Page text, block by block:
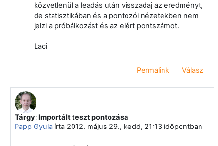
közvetlenül a leadás után visszadaj az eredményt,
de statisztikában és a pontozói nézetekben nem
jelzi a próbálkozást és az elért pontszámot.
Laci
Permalink Válasz
Válasz erre: Törölt felhasználó
Tárgy: Importált teszt pontozása
Papp Gyulaírta 2012. május 29., kedd, 21:13időpontban